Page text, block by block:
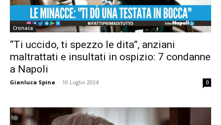
Cronaca
“Ti uccido, ti spezzo le dita”, anziani
maltrattati e insultati in ospizio: 7 condanne
a Napoli
Gianluca Spina - 10 Luglio 2024 0